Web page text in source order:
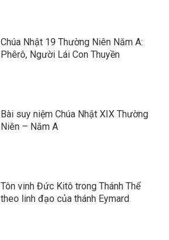
Chúa Nhật 19 Thường Niên Năm A:
Phêrô, Người Lái Con Thuyền
Bài suy niệm Chúa Nhật XIX Thường
Niên – Năm A
Tôn vinh Đức Kitô trong Thánh Thể
theo linh đạo của thánh Eymard